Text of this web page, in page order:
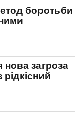
боротьби
загроза